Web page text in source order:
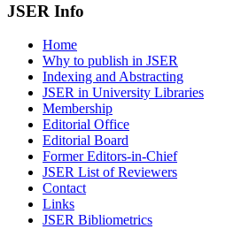
JSER Info
Home
Why to publish in JSER
Indexing and Abstracting
JSER in University Libraries
Membership
Editorial Office
Editorial Board
Former Editors-in-Chief
JSER List of Reviewers
Contact
Links
JSER Bibliometrics